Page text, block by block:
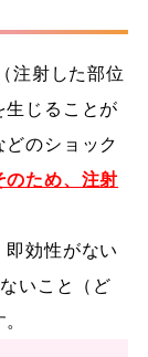
注射した部位
生じることが
のショック
のため、注射
即効性がない
いこと（ど